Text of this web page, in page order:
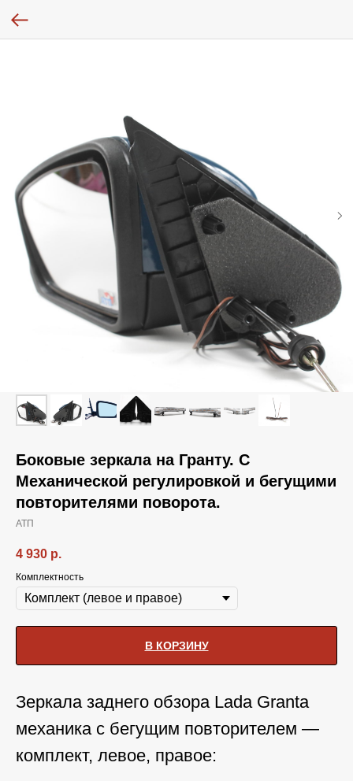
Боковые зеркала на Гранту. С
Механической регулировкой и бегущими
повторителями поворота.
АТП
4 930 р.
Комплектность
В КОРЗИНУ
Зеркала заднего обзора Lada Granta
механика с бегущим повторителем —
комплект, левое, правое: